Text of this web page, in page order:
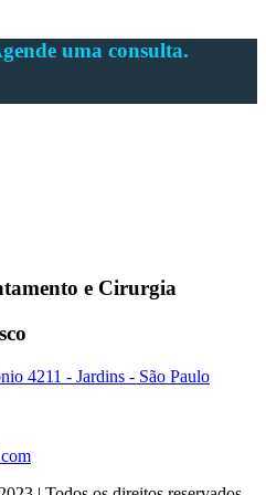
uma consulta.
e Cirurgia
4211 - Jardins - São Paulo